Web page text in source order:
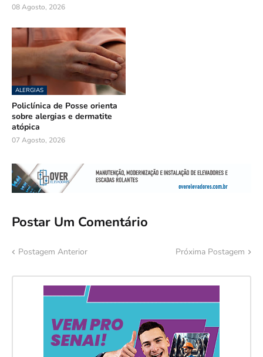
08 Agosto, 2026
ALERGIAS
Policlínica de Posse orienta
sobre alergias e dermatite
atópica
07 Agosto, 2026
Postar Um Comentário
Postagem Anterior Próxima Postagem